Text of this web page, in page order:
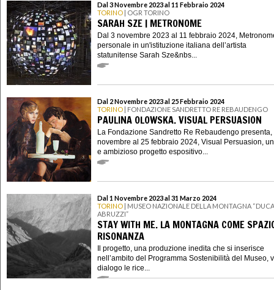
Dal 3 Novembre 2023 al 11 Febbraio 2024
TORINO | OGR TORINO
SARAH SZE | METRONOME
Dal 3 novembre 2023 al 11 febbraio 2024,
personale in un'istituzione italiana dell’artista
statunitense Sarah Sze&nbs...
Dal 2 Novembre 2023 al 25 Febbraio 2024
TORINO | FONDAZIONE SANDRETTO RE REBAUDENGO
PAULINA OLOWSKA. VISUAL PERSUASION
La Fondazione Sandretto Re Rebaudengo presenta,
novembre al 25 febbraio 2024, Visual Persuasion,
e ambizioso progetto espositivo...
Dal 1 Novembre 2023 al 31 Marzo 2024
TORINO | MUSEO NAZIONALE DELLA MONTAGNA
ABRUZZI”
STAY WITH ME. LA MONTAGNA COME
RISONANZA
Il progetto, una produzione inedita che si inserisce
nell’ambito del Programma Sostenibilità del Museo,
dialogo le rice...